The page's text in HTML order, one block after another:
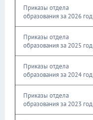
Приказы отдела
образования за 2026 год
Приказы отдела
образования за 2025 год
Приказы отдела
образования за 2024 год
Приказы отдела
образования за 2023 год